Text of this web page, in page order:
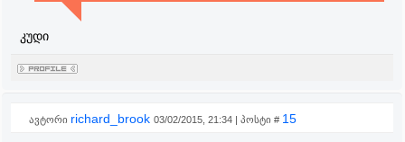
კუდი
ავტორი richard_brook 03/02/2015, 21:34 | პოსტი # 15